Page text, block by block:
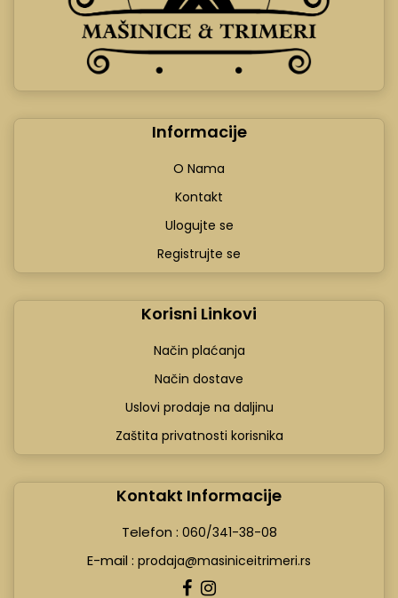
Informacije
O Nama
Kontakt
Ulogujte se
Registrujte se
Korisni Linkovi
Način plaćanja
Način dostave
Uslovi prodaje na daljinu
Zaštita privatnosti korisnika
Kontakt Informacije
Telefon : 060/341-38-08
E-mail : prodaja@masiniceitrimeri.rs